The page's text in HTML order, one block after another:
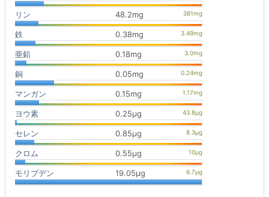
リン 48.2mg
鉄 0.38mg
亜鉛 0.18mg
銅 0.05mg
マンガン 0.15mg
ヨウ素 0.25μg
セレン 0.85μg
クロム 0.55μg
モリブデン 19.05μg